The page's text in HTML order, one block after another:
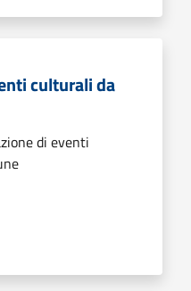
culturali da
di eventi